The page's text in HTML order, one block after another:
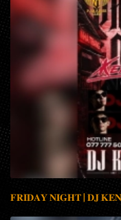
𝐅𝐑𝐈𝐃𝐀𝐘 𝐍𝐈𝐆𝐇𝐓 | 𝐃𝐉